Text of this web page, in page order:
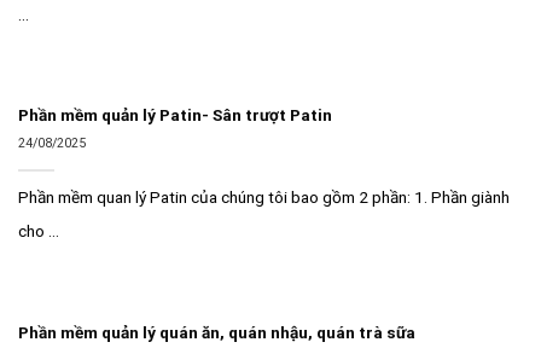
Phần mềm quản lý Patin- Sân trượt Patin
24/08/2025
Phần mềm quan lý Patin của chúng tôi bao gồm 2 phần: 1. Phần giành
cho ...
Phần mềm quản lý quán ăn, quán nhậu, quán trà sữa